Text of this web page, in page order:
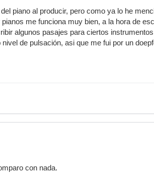
piano al producir, pero como ya lo he
me funciona muy bien, a la hora de
algunos pasajes para ciertos
de pulsación, asi que me fui por un
con nada.